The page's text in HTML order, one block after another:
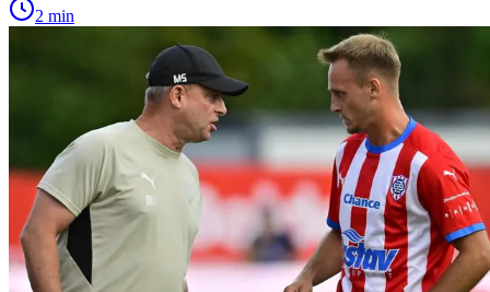
2 min